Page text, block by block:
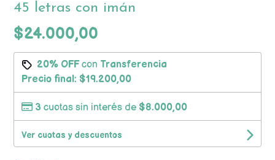
45 letras con imán
$24.000,00
20% OFFcon Transferencia
Precio final: $19.200,00
3 cuotas sin interés de $8.000,00
Ver cuotas y descuentos